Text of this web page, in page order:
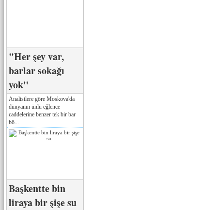
"Her şey var,
barlar sokağı
yok"
Analistlere göre Moskova'da
dünyanın ünlü eğlence
caddelerine benzer tek bir bar
bö...
Başkentte bin
liraya bir şişe su